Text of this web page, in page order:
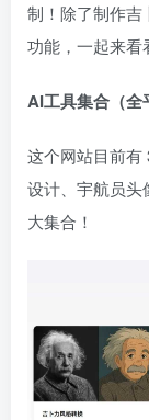
制！除了制作吉
功能，一起来看
AI工具集合（全
这个网站目前有
设计、宇航员头
大集合！